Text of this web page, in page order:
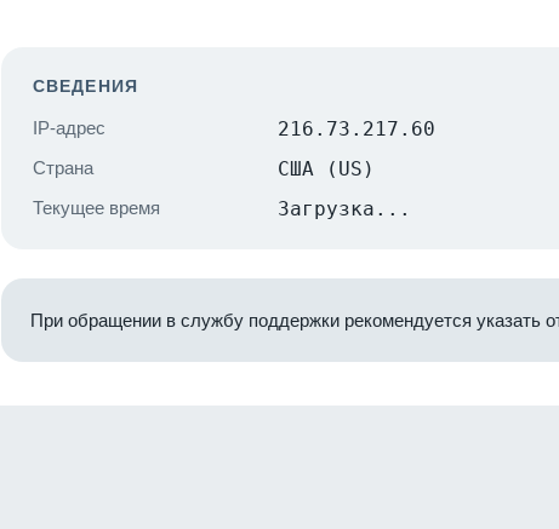
СВЕДЕНИЯ
IP-адрес 216.73.217.60
Страна США (US)
Текущее время Загрузка...
При обращении в службу поддержки рекомендуется указать